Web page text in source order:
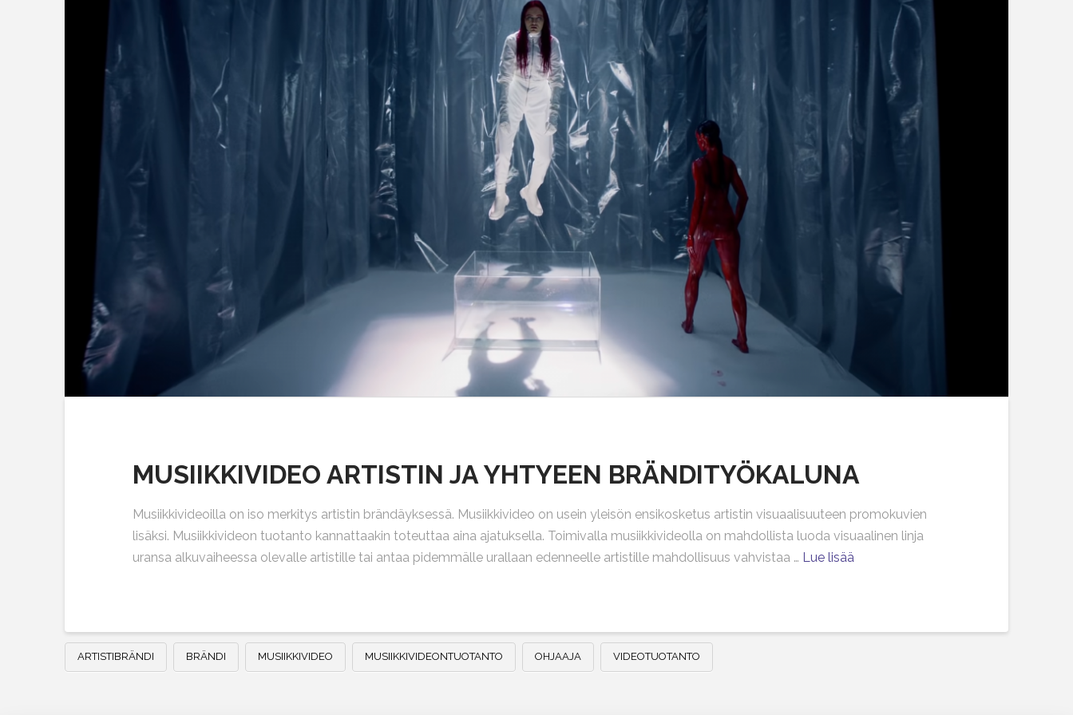
MUSIIKKIVIDEO ARTISTIN JA YHTYEEN BRÄNDITYÖKALUNA
Musiikkivideoilla on iso merkitys artistin brändäyksessä. Musiikkivideo on usein yleisön ensikosketus artistin visuaalisuuteen promokuvien
lisäksi. Musiikkivideon tuotanto kannattaakin toteuttaa aina ajatuksella. Toimivalla musiikkivideolla on mahdollista luoda visuaalinen linja
uransa alkuvaiheessa olevalle artistille tai antaa pidemmälle urallaan edenneelle artistille mahdollisuus vahvistaa … Lue lisää
ARTISTIBRÄNDI BRÄNDI MUSIIKKIVIDEO MUSIIKKIVIDEONTUOTANTO OHJAAJA VIDEOTUOTANTO